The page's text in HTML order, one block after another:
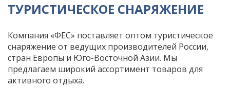
ТУРИСТИЧЕСКОЕ СНАРЯЖЕНИЕ
Компания «ФЕС» поставляет оптом туристическое
снаряжение от ведущих производителей России,
стран Европы и Юго-Восточной Азии. Мы
предлагаем широкий ассортимент товаров для
активного отдыха.